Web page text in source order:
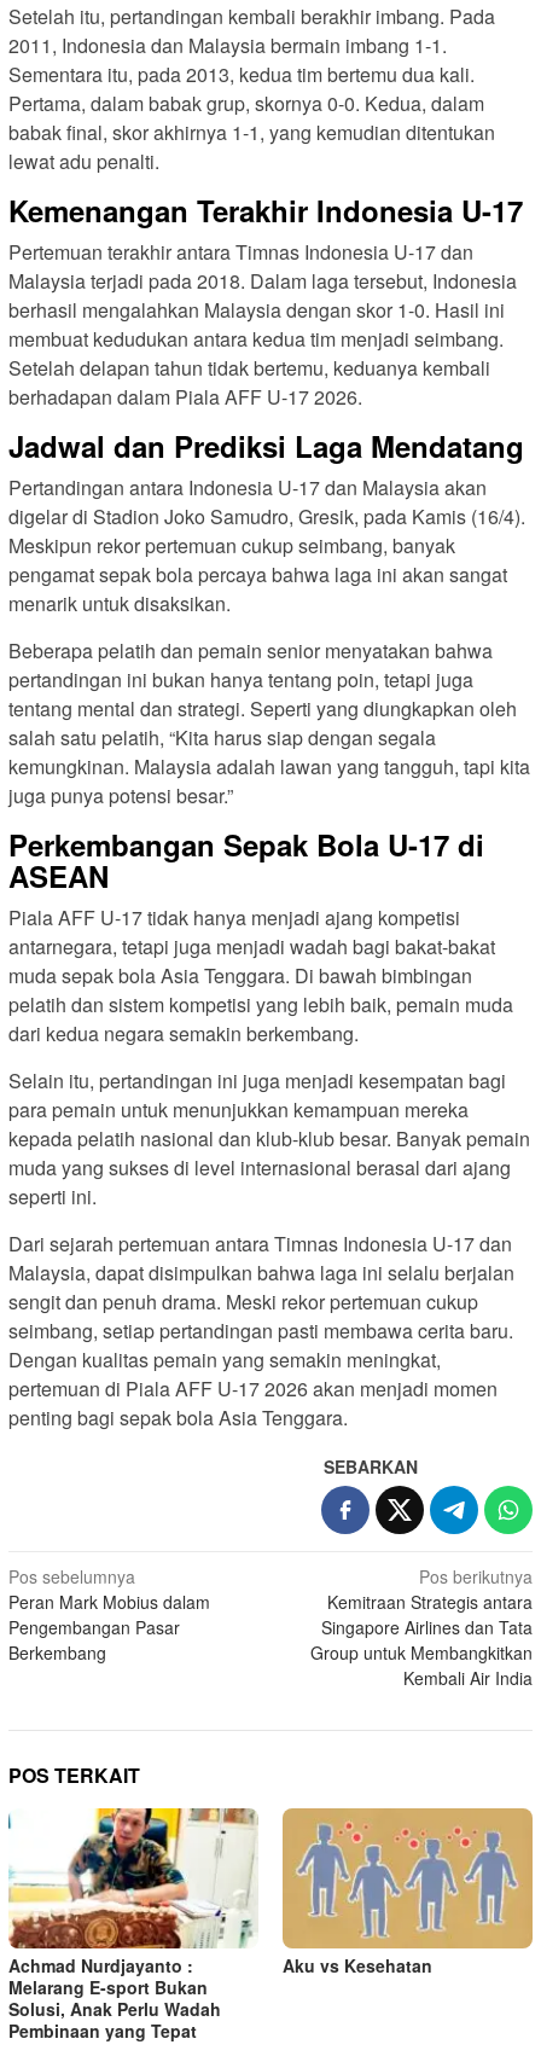
Setelah itu, pertandingan kembali berakhir imbang. Pada
2011, Indonesia dan Malaysia bermain imbang 1-1.
Sementara itu, pada 2013, kedua tim bertemu dua kali.
Pertama, dalam babak grup, skornya 0-0. Kedua, dalam
babak final, skor akhirnya 1-1, yang kemudian ditentukan
lewat adu penalti.
Kemenangan Terakhir Indonesia U-17
Pertemuan terakhir antara Timnas Indonesia U-17 dan
Malaysia terjadi pada 2018. Dalam laga tersebut, Indonesia
berhasil mengalahkan Malaysia dengan skor 1-0. Hasil ini
membuat kedudukan antara kedua tim menjadi seimbang.
Setelah delapan tahun tidak bertemu, keduanya kembali
berhadapan dalam Piala AFF U-17 2026.
Jadwal dan Prediksi Laga Mendatang
Pertandingan antara Indonesia U-17 dan Malaysia akan
digelar di Stadion Joko Samudro, Gresik, pada Kamis (16/4).
Meskipun rekor pertemuan cukup seimbang, banyak
pengamat sepak bola percaya bahwa laga ini akan sangat
menarik untuk disaksikan.
Beberapa pelatih dan pemain senior menyatakan bahwa
pertandingan ini bukan hanya tentang poin, tetapi juga
tentang mental dan strategi. Seperti yang diungkapkan oleh
salah satu pelatih, “Kita harus siap dengan segala
kemungkinan. Malaysia adalah lawan yang tangguh, tapi kita
juga punya potensi besar.”
Perkembangan Sepak Bola U-17 di
ASEAN
Piala AFF U-17 tidak hanya menjadi ajang kompetisi
antarnegara, tetapi juga menjadi wadah bagi bakat-bakat
muda sepak bola Asia Tenggara. Di bawah bimbingan
pelatih dan sistem kompetisi yang lebih baik, pemain muda
dari kedua negara semakin berkembang.
Selain itu, pertandingan ini juga menjadi kesempatan bagi
para pemain untuk menunjukkan kemampuan mereka
kepada pelatih nasional dan klub-klub besar. Banyak pemain
muda yang sukses di level internasional berasal dari ajang
seperti ini.
Dari sejarah pertemuan antara Timnas Indonesia U-17 dan
Malaysia, dapat disimpulkan bahwa laga ini selalu berjalan
sengit dan penuh drama. Meski rekor pertemuan cukup
seimbang, setiap pertandingan pasti membawa cerita baru.
Dengan kualitas pemain yang semakin meningkat,
pertemuan di Piala AFF U-17 2026 akan menjadi momen
penting bagi sepak bola Asia Tenggara.
SEBARKAN
N
a
v
s
i
o
s
Pos sebelumnya
Peran Mark Mobius dalam
Pengembangan Pasar
Berkembang
Pos berikutnya
Kemitraan Strategis antara
Singapore Airlines dan Tata
Group untuk Membangkitkan
Kembali Air India
POS TERKAIT
Achmad Nurdjayanto :
Melarang E-sport Bukan
Solusi, Anak Perlu Wadah
Pembinaan yang Tepat
Aku vs Kesehatan